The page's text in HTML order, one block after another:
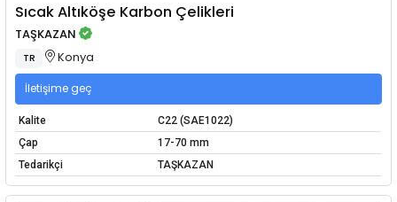
Sıcak Altıköşe Karbon Çelikleri
TAŞKAZAN
TR Konya
İletişime geç
Kalite
C22 (SAE1022)
Çap
17-70 mm
Tedarikçi
TAŞKAZAN